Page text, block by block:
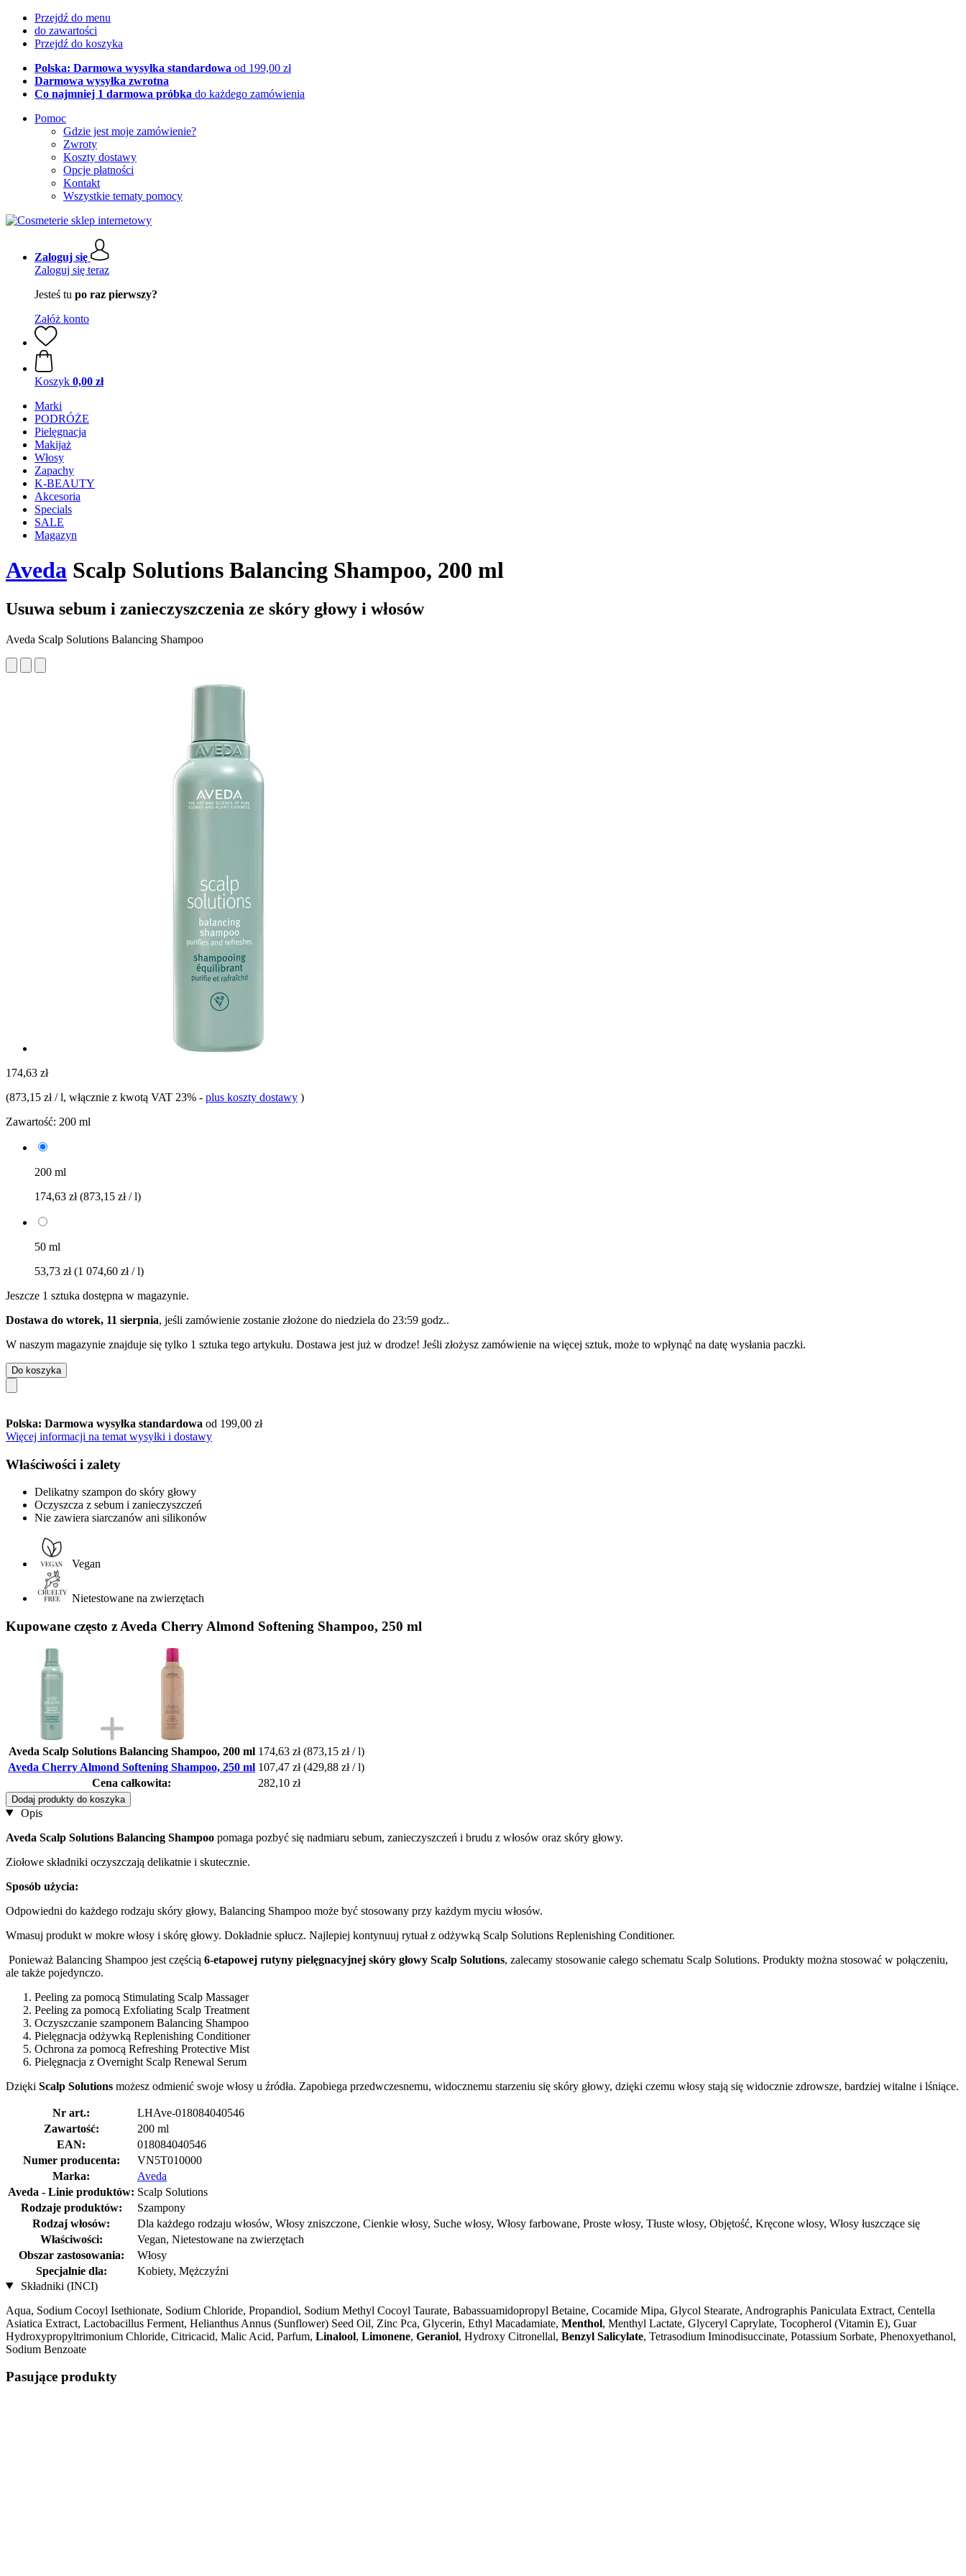
Przejdź do menu
do zawartości
Przejdź do koszyka
Polska: Darmowa wysyłka standardowa od 199,00 zł
Darmowa wysyłka zwrotna
Co najmniej 1 darmowa próbka do każdego zamówienia
Pomoc
Gdzie jest moje zamówienie?
Zwroty
Koszty dostawy
Opcje płatności
Kontakt
Wszystkie tematy pomocy
Zaloguj się
Zaloguj się teraz
Jesteś tu po raz pierwszy?
Załóż konto
Koszyk 0,00 zł
Marki
PODRÓŻE
Pielęgnacja
Makijaż
Włosy
Zapachy
K-BEAUTY
Akcesoria
Specials
SALE
Magazyn
Aveda Scalp Solutions Balancing Shampoo, 200 ml
Usuwa sebum i zanieczyszczenia ze skóry głowy i włosów
Aveda Scalp Solutions Balancing Shampoo
174,63 zł
(873,15 zł / l, włącznie z kwotą VAT 23% - plus koszty dostawy )
Zawartość: 200 ml
200 ml
174,63 zł(873,15 zł / l)
50 ml
53,73 zł(1 074,60 zł / l)
Jeszcze 1 sztuka dostępna w magazynie.
Dostawa do wtorek, 11 sierpnia, jeśli zamówienie zostanie złożone do niedziela do 23:59 godz..
W naszym magazynie znajduje się tylko 1 sztuka tego artykułu. Dostawa jest już w drodze! Jeśli złożysz zamówienie na więcej sztuk, może to wpłynąć na datę wysłania paczki.
Do koszyka
Polska: Darmowa wysyłka standardowa od 199,00 zł
Więcej informacji na temat wysyłki i dostawy
Właściwości i zalety
Delikatny szampon do skóry głowy
Oczyszcza z sebum i zanieczyszczeń
Nie zawiera siarczanów ani silikonów
Vegan
Nietestowane na zwierzętach
Kupowane często z Aveda Cherry Almond Softening Shampoo, 250 ml
Aveda Scalp Solutions Balancing Shampoo, 200 ml 174,63 zł (873,15 zł / l)
Aveda Cherry Almond Softening Shampoo, 250 ml 107,47 zł (429,88 zł / l)
Cena całkowita:
282,10 zł
Dodaj produkty do koszyka
Opis
Aveda Scalp Solutions Balancing Shampoo pomaga pozbyć się nadmiaru sebum, zanieczyszczeń i brudu z włosów oraz skóry głowy.
Ziołowe składniki oczyszczają delikatnie i skutecznie.
Sposób użycia:
Odpowiedni do każdego rodzaju skóry głowy, Balancing Shampoo może być stosowany przy każdym myciu włosów.
Wmasuj produkt w mokre włosy i skórę głowy. Dokładnie spłucz. Najlepiej kontynuuj rytuał z odżywką Scalp Solutions Replenishing Conditioner.
Ponieważ Balancing Shampoo jest częścią 6-etapowej rutyny pielęgnacyjnej skóry głowy Scalp Solutions, zalecamy stosowanie całego schematu Scalp Solutions. Produkty można stosować w połączeniu,
ale także pojedynczo.
Peeling za pomocą Stimulating Scalp Massager
Peeling za pomocą Exfoliating Scalp Treatment
Oczyszczanie szamponem Balancing Shampoo
Pielęgnacja odżywką Replenishing Conditioner
Ochrona za pomocą Refreshing Protective Mist
Pielęgnacja z Overnight Scalp Renewal Serum
Dzięki Scalp Solutions możesz odmienić swoje włosy u źródła. Zapobiega przedwczesnemu, widocznemu starzeniu się skóry głowy, dzięki czemu włosy stają się widocznie zdrowsze, bardziej witalne i lśniące.
Nr art.:
LHAve-018084040546
Zawartość:
200 ml
EAN:
018084040546
Numer producenta:
VN5T010000
Marka:
Aveda
Aveda - Linie produktów: Scalp Solutions
Rodzaje produktów:
Szampony
Rodzaj włosów:
Dla każdego rodzaju włosów, Włosy zniszczone, Cienkie włosy, Suche włosy, Włosy farbowane, Proste włosy, Tłuste włosy, Objętość, Kręcone włosy, Włosy łuszczące się
Właściwości:
Vegan, Nietestowane na zwierzętach
Obszar zastosowania:
Włosy
Specjalnie dla:
Kobiety, Mężczyźni
Składniki (INCI)
Aqua, Sodium Cocoyl Isethionate, Sodium Chloride, Propandiol, Sodium Methyl Cocoyl Taurate, Babassuamidopropyl Betaine, Cocamide Mipa, Glycol Stearate, Andrographis Paniculata Extract, Centella
Asiatica Extract, Lactobacillus Ferment, Helianthus Annus (Sunflower) Seed Oil, Zinc Pca, Glycerin, Ethyl Macadamiate, Menthol, Menthyl Lactate, Glyceryl Caprylate, Tocopherol (Vitamin E), Guar
Hydroxypropyltrimonium Chloride, Citricacid, Malic Acid, Parfum, Linalool, Limonene, Geraniol, Hydroxy Citronellal, Benzyl Salicylate, Tetrasodium Iminodisuccinate, Potassium Sorbate, Phenoxyethanol,
Sodium Benzoate
Pasujące produkty